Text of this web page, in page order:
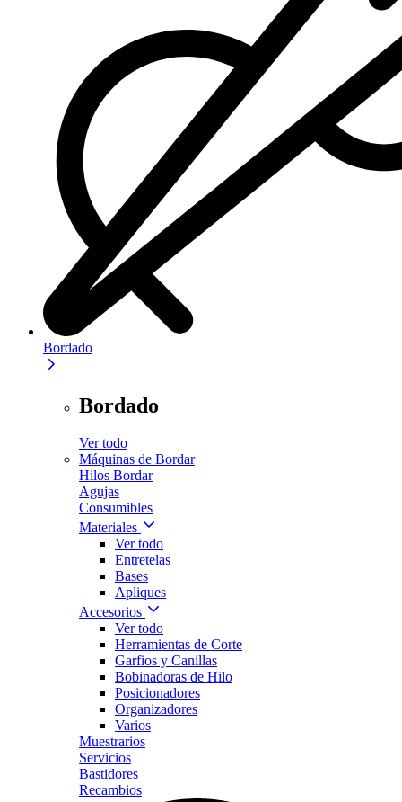
Bordado
Bordado
Ver todo
Máquinas de Bordar
Hilos Bordar
Agujas
Consumibles
Materiales
Ver todo
Entretelas
Bases
Apliques
Accesorios
Ver todo
Herramientas de Corte
Garfios y Canillas
Bobinadoras de Hilo
Posicionadores
Organizadores
Varios
Muestrarios
Servicios
Bastidores
Recambios